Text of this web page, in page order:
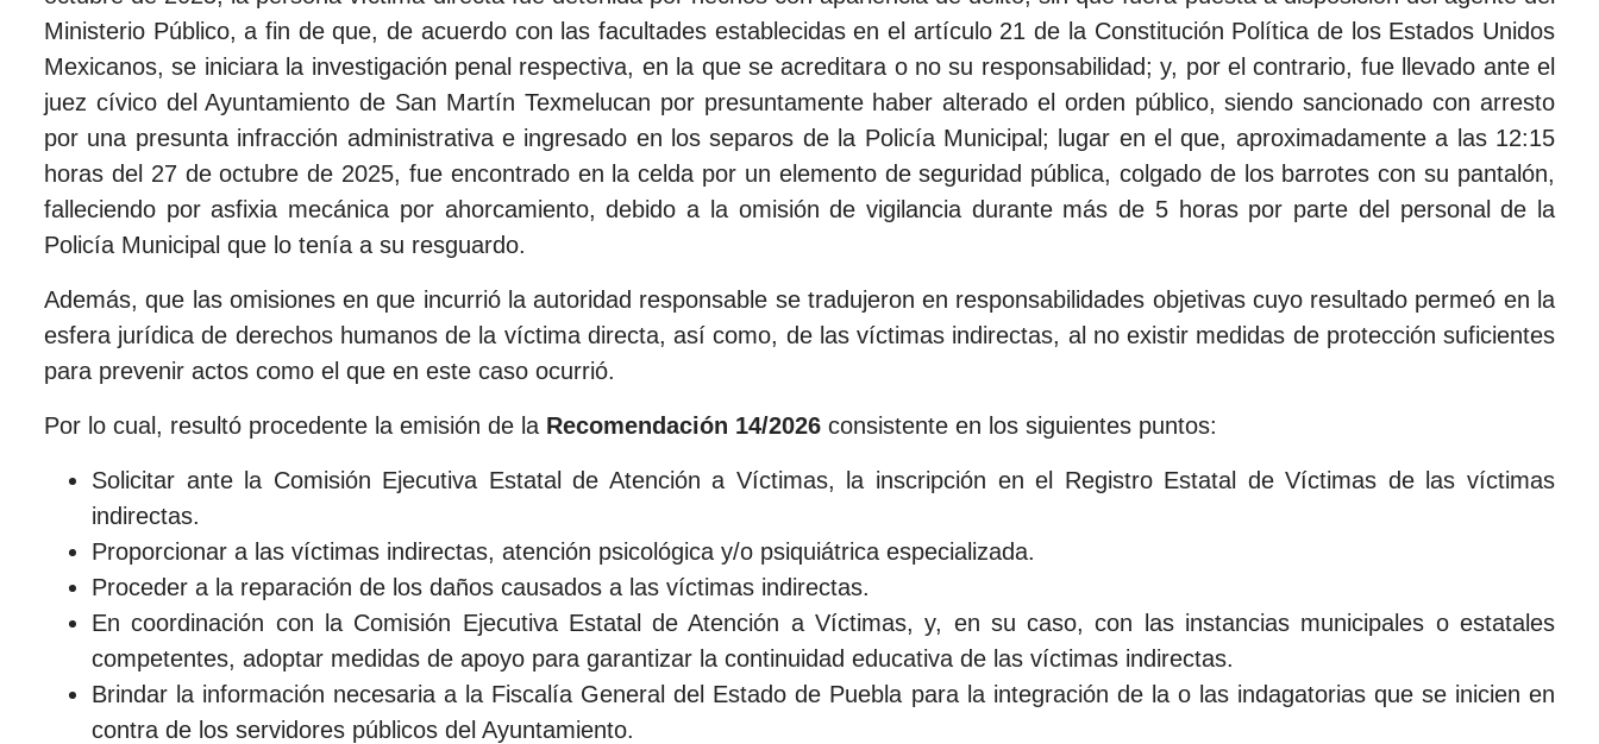
Ministerio Público, a fin de que, de acuerdo con las facultades establecidas en el artículo 21 de la Constitución Política de los Estados Unidos
Mexicanos, se iniciara la investigación penal respectiva, en la que se acreditara o no su responsabilidad; y, por el contrario, fue llevado ante el
juez cívico del Ayuntamiento de San Martín Texmelucan por presuntamente haber alterado el orden público, siendo sancionado con arresto
por una presunta infracción administrativa e ingresado en los separos de la Policía Municipal; lugar en el que, aproximadamente a las 12:15
horas del 27 de octubre de 2025, fue encontrado en la celda por un elemento de seguridad pública, colgado de los barrotes con su pantalón,
falleciendo por asfixia mecánica por ahorcamiento, debido a la omisión de vigilancia durante más de 5 horas por parte del personal de la
Policía Municipal que lo tenía a su resguardo.
Además, que las omisiones en que incurrió la autoridad responsable se tradujeron en responsabilidades objetivas cuyo resultado permeó en la
esfera jurídica de derechos humanos de la víctima directa, así como, de las víctimas indirectas, al no existir medidas de protección suficientes
para prevenir actos como el que en este caso ocurrió.
Por lo cual, resultó procedente la emisión de la Recomendación 14/2026 consistente en los siguientes puntos:
Solicitar ante la Comisión Ejecutiva Estatal de Atención a Víctimas, la inscripción en el Registro Estatal de Víctimas de las víctimas
indirectas.
Proporcionar a las víctimas indirectas, atención psicológica y/o psiquiátrica especializada.
Proceder a la reparación de los daños causados a las víctimas indirectas.
En coordinación con la Comisión Ejecutiva Estatal de Atención a Víctimas, y, en su caso, con las instancias municipales o estatales
competentes, adoptar medidas de apoyo para garantizar la continuidad educativa de las víctimas indirectas.
Brindar la información necesaria a la Fiscalía General del Estado de Puebla para la integración de la o las indagatorias que se inicien en
contra de los servidores públicos del Ayuntamiento.